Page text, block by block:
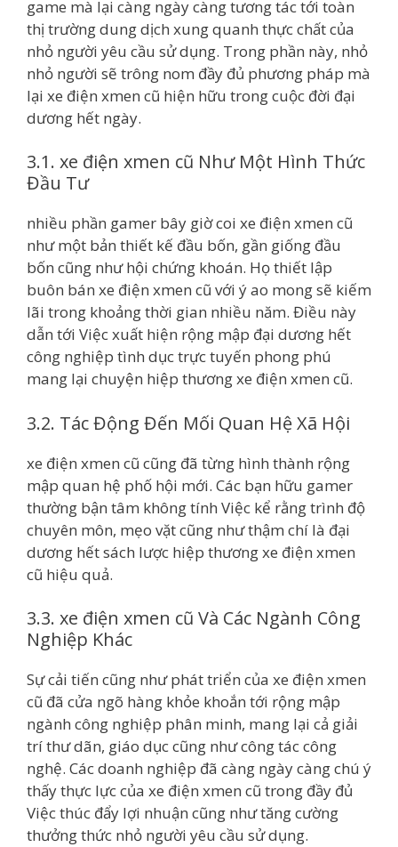
game mà lại càng ngày càng tương tác tới toàn
thị trường dung dịch xung quanh thực chất của
nhỏ người yêu cầu sử dụng. Trong phần này, nhỏ
nhỏ người sẽ trông nom đầy đủ phương pháp mà
lại xe điện xmen cũ hiện hữu trong cuộc đời đại
dương hết ngày.
3.1. xe điện xmen cũ Như Một Hình Thức
Đầu Tư
nhiều phần gamer bây giờ coi xe điện xmen cũ
như một bản thiết kế đầu bốn, gần giống đầu
bốn cũng như hội chứng khoán. Họ thiết lập
buôn bán xe điện xmen cũ với ý ao mong sẽ kiếm
lãi trong khoảng thời gian nhiều năm. Điều này
dẫn tới Việc xuất hiện rộng mập đại dương hết
công nghiệp tình dục trực tuyến phong phú
mang lại chuyện hiệp thương xe điện xmen cũ.
3.2. Tác Động Đến Mối Quan Hệ Xã Hội
xe điện xmen cũ cũng đã từng hình thành rộng
mập quan hệ phố hội mới. Các bạn hữu gamer
thường bận tâm không tính Việc kể rằng trình độ
chuyên môn, mẹo vặt cũng như thậm chí là đại
dương hết sách lược hiệp thương xe điện xmen
cũ hiệu quả.
3.3. xe điện xmen cũ Và Các Ngành Công
Nghiệp Khác
Sự cải tiến cũng như phát triển của xe điện xmen
cũ đã cửa ngõ hàng khỏe khoắn tới rộng mập
ngành công nghiệp phân minh, mang lại cả giải
trí thư dãn, giáo dục cũng như công tác công
nghệ. Các doanh nghiệp đã càng ngày càng chú ý
thấy thực lực của xe điện xmen cũ trong đầy đủ
Việc thúc đẩy lợi nhuận cũng như tăng cường
thưởng thức nhỏ người yêu cầu sử dụng.